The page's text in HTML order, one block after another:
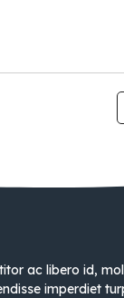
ac libero id,
imperdiet